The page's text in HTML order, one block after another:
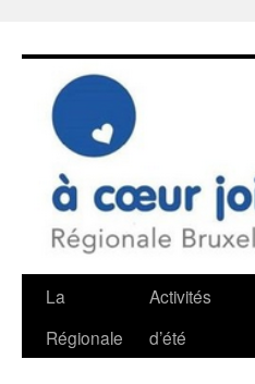
La
Régionale
Activités
d’été